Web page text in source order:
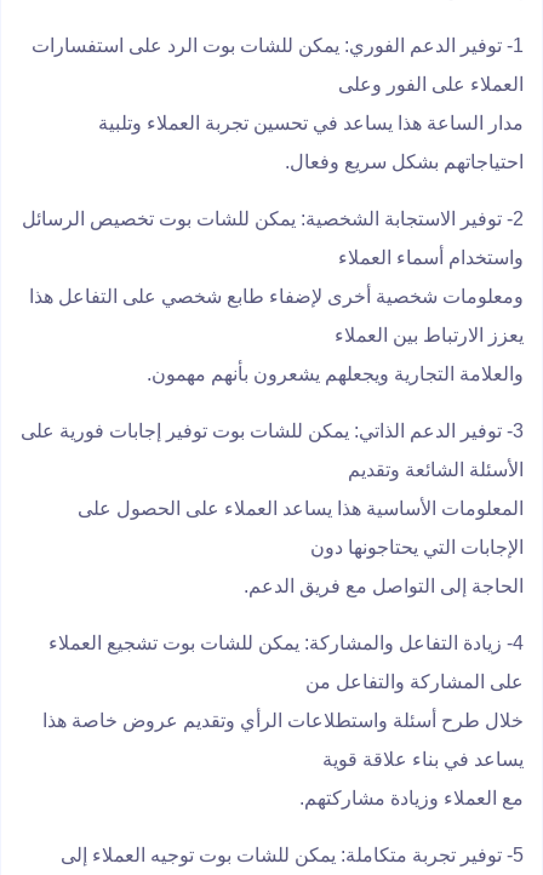
1- توفير الدعم الفوري: يمكن للشات بوت الرد على استفسارات
العملاء على الفور وعلى
مدار الساعة هذا يساعد في تحسين تجربة العملاء وتلبية
احتياجاتهم بشكل سريع وفعال.
2- توفير الاستجابة الشخصية: يمكن للشات بوت تخصيص الرسائل
واستخدام أسماء العملاء
ومعلومات شخصية أخرى لإضفاء طابع شخصي على التفاعل هذا
يعزز الارتباط بين العملاء
والعلامة التجارية ويجعلهم يشعرون بأنهم مهمون.
3- توفير الدعم الذاتي: يمكن للشات بوت توفير إجابات فورية على
الأسئلة الشائعة وتقديم
المعلومات الأساسية هذا يساعد العملاء على الحصول على
الإجابات التي يحتاجونها دون
الحاجة إلى التواصل مع فريق الدعم.
4- زيادة التفاعل والمشاركة: يمكن للشات بوت تشجيع العملاء
على المشاركة والتفاعل من
خلال طرح أسئلة واستطلاعات الرأي وتقديم عروض خاصة هذا
يساعد في بناء علاقة قوية
مع العملاء وزيادة مشاركتهم.
5- توفير تجربة متكاملة: يمكن للشات بوت توجيه العملاء إلى